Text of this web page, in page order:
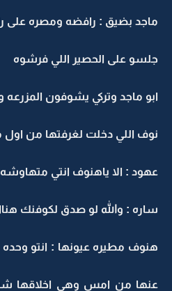
ماجد بضيق : رافضه ومصره على
جلسو على الحصير اللي فرشوه
ابو ماجد وتركي يشوفون المزرعه و
نوف اللي دخلت لغرفتها من اول
عهود : الا ياهنوف انتي
ساره : والله لو صدق لكوفنك هناا
هنوف مطيره عيونها : انتو
عنها من امس وهي اخلاقها